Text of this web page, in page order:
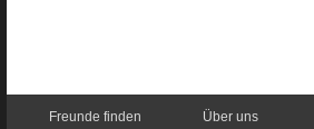
Freunde finden
Über uns